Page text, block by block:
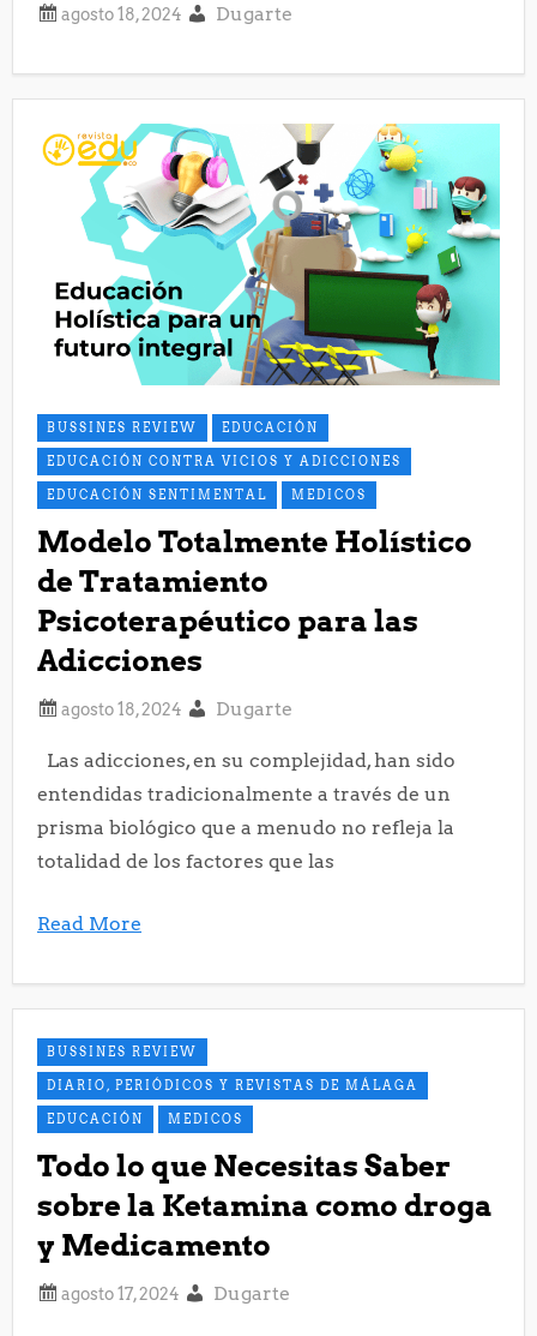
Dugarte
BUSSINES REVIEW EDUCACIÓN
EDUCACIÓN CONTRA VICIOS Y ADICCIONES
EDUCACIÓN SENTIMENTAL MEDICOS
Modelo Totalmente Holístico
de Tratamiento
Psicoterapéutico para las
Adicciones
Dugarte
Las adicciones, en su complejidad, han sido
entendidas tradicionalmente a través de un
prisma biológico que a menudo no refleja la
totalidad de los factores que las
Read More
BUSSINES REVIEW
DIARIO, PERIÓDICOS Y REVISTAS DE MÁLAGA
EDUCACIÓN MEDICOS
Todo lo que Necesitas Saber
sobre la Ketamina como droga
y Medicamento
Dugarte